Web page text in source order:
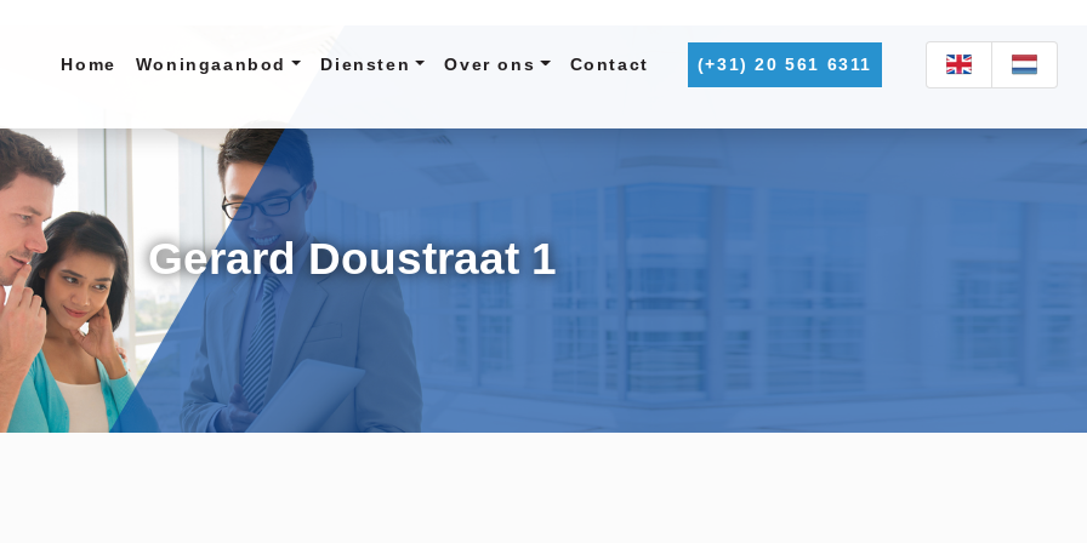
Home Woningaanbod Diensten Over ons Contact (+31) 20 561 6311
Gerard Doustraat 1